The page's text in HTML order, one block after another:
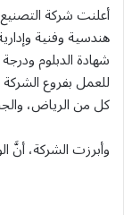
أعلنت شركة
هندسية وفنية
شهادة الدبلوم
للعمل بفروع الشركة
كل من الرياض،
وأبرزت الشركة، أنَّ